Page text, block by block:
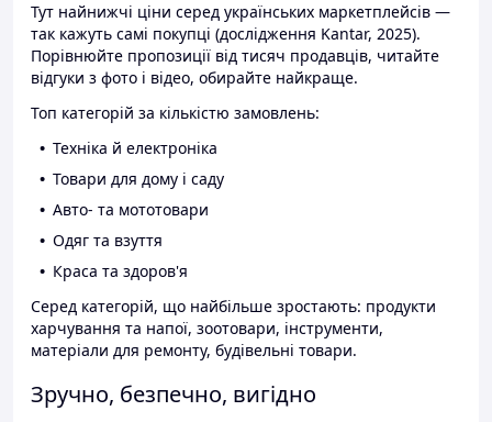
Тут найнижчі ціни серед українських маркетплейсів —
так кажуть самі покупці (дослідження Kantar, 2025).
Порівнюйте пропозиції від тисяч продавців, читайте
відгуки з фото і відео, обирайте найкраще.
Топ категорій за кількістю замовлень:
Техніка й електроніка
Товари для дому і саду
Авто- та мототовари
Одяг та взуття
Краса та здоров'я
Серед категорій, що найбільше зростають: продукти
харчування та напої, зоотовари, інструменти,
матеріали для ремонту, будівельні товари.
Зручно, безпечно, вигідно